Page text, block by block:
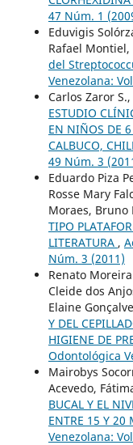
47 Núm. 1
Eduvigis
Rafael
del
Venezolana:
Carlos Zaror
ESTUDIO
EN NIÑOS DE
CALBUCO,
49 Núm. 3
Eduardo Piza
Rosse Mary
Moraes, Bruno
TIPO
LITERATURA ,
Núm. 3 (2011)
Renato
Cleide dos
Elaine
Y DEL
HIGIENE DE
Odontológica
Mairobys
Acevedo,
BUCAL Y EL
ENTRE 15 Y 20
Venezolana: